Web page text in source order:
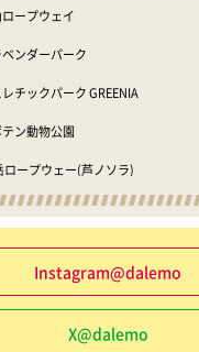
ープウェイ
ンダーパーク
チックパーク GREENIA
ン動物公園
ロープウェー(芦ノソラ)
Instagram@dalemo
X@dalemo